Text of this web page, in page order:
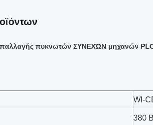
πυκνωτών ΣΥΝΕΧΏΝ μηχανών
Wl-
380 Β